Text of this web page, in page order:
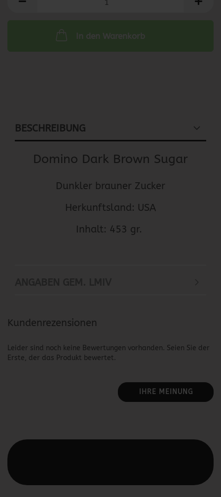
In den Warenkorb
BESCHREIBUNG
Domino Dark Brown Sugar
Dunkler brauner Zucker
Herkunftsland: USA
Inhalt: 453 gr.
Kundenrezensionen
Leider sind noch keine Bewertungen vorhanden. Seien Sie der
Erste, der das Produkt bewertet.
IHRE MEINUNG